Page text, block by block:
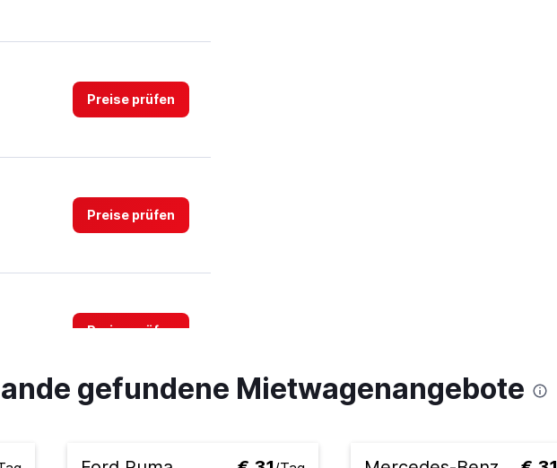
Preise prüfen
Preise prüfen
Preise prüfen
gefundene Mietwagenangebote